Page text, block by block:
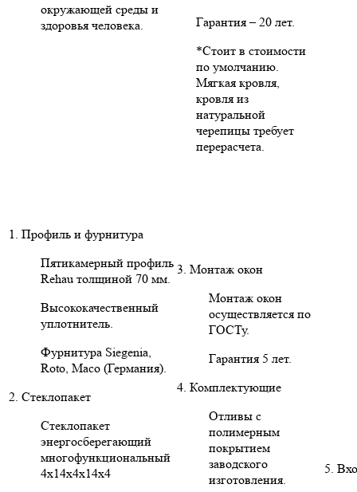
окружающей среды и
здоровья человека.
Гарантия – 20 лет.
*Стоит в стоимости
по умолчанию.
Мягкая кровля,
кровля из
натуральной
черепицы требует
перерасчета.
1. Профиль и фурнитура
Пятикамерный профиль
Rehau толщиной 70 мм.
Высококачественный
уплотнитель.
Фурнитура Siegenia,
Roto, Maco (Германия).
2. Стеклопакет
Стеклопакет
энергосберегающий
многофункциональный
4х14х4х14х4
3. Монтаж окон
Монтаж окон
осуществляется по
ГОСТу.
Гарантия 5 лет.
4. Комплектующие
Отливы с
полимерным
покрытием
заводского
изготовления.
5.